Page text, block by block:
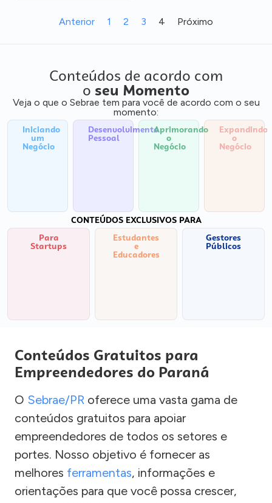
Anterior 1 2 3 4 Próximo
Conteúdos de acordo com
o seu Momento
Veja o que o Sebrae tem para você de acordo com o seu
momento:
Iniciando
um
Negócio
Desenvolvimento
Pessoal
Aprimorando
o
Negócio
Expandindo
o
Negócio
CONTEÚDOS EXCLUSIVOS PARA
Para
Startups
Estudantes
e
Educadores
Gestores
Públicos
Conteúdos Gratuitos para
Empreendedores do Paraná
O Sebrae/PR oferece uma vasta gama de
conteúdos gratuitos para apoiar
empreendedores de todos os setores e
portes. Nosso objetivo é fornecer as
melhores ferramentas, informações e
orientações para que você possa crescer,